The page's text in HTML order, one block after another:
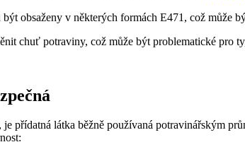
obsaženy v některých formách E471, což může
chuť potraviny, což může být problematické pro
přídatná látka běžně používaná potravinářským